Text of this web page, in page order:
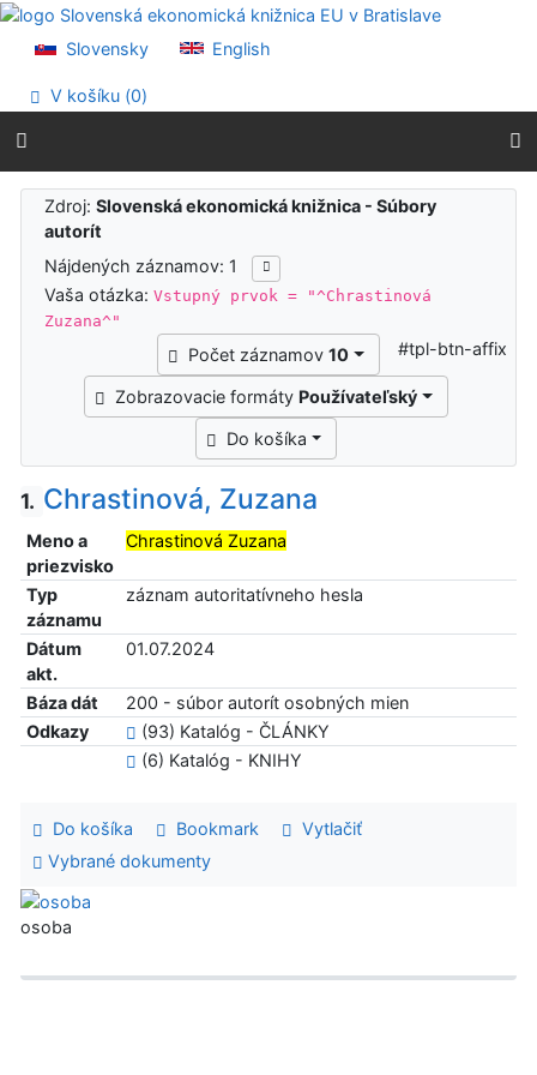
Prejsť na obsah
Prehlásenie o webovej prístupnosti
Slovensky English
V košíku (0)
Výsledky vyhľadávania
Zdroj:Slovenská ekonomická knižnica - Súbory
autorít
Nájdených záznamov: 1
Vaša otázka:Vstupný prvok = "^Chrastinová
Zuzana^"
Počet záznamov10
Zobrazovacie formáty Používateľský
Do košíka
#tpl-btn-affix
1. Chrastinová, Zuzana
Meno a
priezvisko
Chrastinová Zuzana
Typ
záznamu
záznam autoritatívneho hesla
Dátum
akt.
01.07.2024
Báza dát
200 - súbor autorít osobných mien
Odkazy
(93) Katalóg - ČLÁNKY
(6) Katalóg - KNIHY
Do košíka Bookmark
Vytlačiť
Vybrané dokumenty
osoba